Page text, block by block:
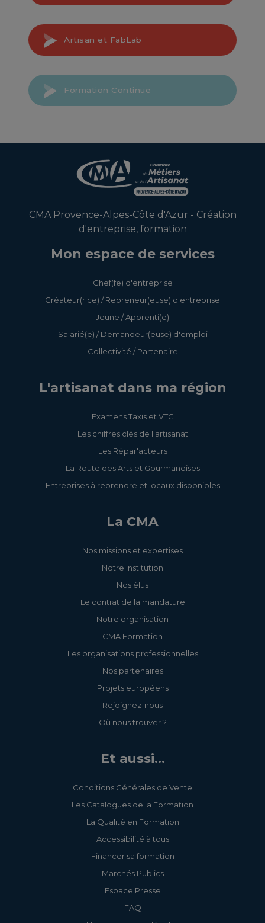
En savoir +
Artisan et FabLab
En savoir +
Formation Continue
En savoir +
CMA Provence-Alpes-Côte d'Azur - Création
d'entreprise, formation
Mon espace de services
Chef(fe) d'entreprise
Créateur(rice) / Repreneur(euse) d'entreprise
Jeune / Apprenti(e)
Salarié(e) / Demandeur(euse) d'emploi
Collectivité / Partenaire
L'artisanat dans ma région
Examens Taxis et VTC
Les chiffres clés de l'artisanat
Les Répar'acteurs
La Route des Arts et Gourmandises
Entreprises à reprendre et locaux disponibles
La CMA
Nos missions et expertises
Notre institution
Nos élus
Le contrat de la mandature
Notre organisation
CMA Formation
Les organisations professionnelles
Nos partenaires
Projets européens
Rejoignez-nous
Où nous trouver ?
Et aussi...
Conditions Générales de Vente
Les Catalogues de la Formation
La Qualité en Formation
Accessibilité à tous
Financer sa formation
Marchés Publics
Espace Presse
FAQ